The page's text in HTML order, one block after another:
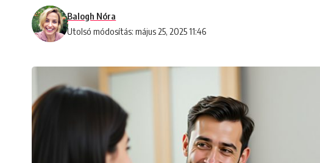
Utolsó módosítás: május 25, 2025 11:46
Balogh Nóra